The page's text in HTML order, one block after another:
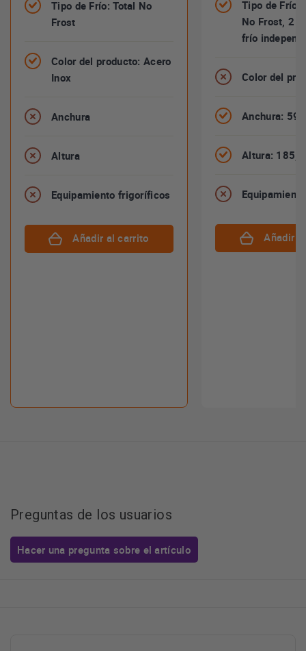
Tipo de Frío: Total No
Frost
Color del producto: Acero
Inox
Anchura
Altura
Equipamiento frigoríficos
Añadir al carrito
Tipo de Frío:
No Frost, 2
frío
Color del
Anchura:
Altura:
Añadir
Preguntas de los usuarios
Hacer una pregunta sobre el artículo